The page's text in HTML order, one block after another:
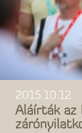
2015.10.12
Aláírták az